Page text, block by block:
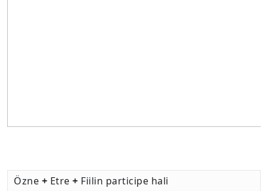
Özne + Etre + Fiilin participe hali